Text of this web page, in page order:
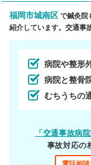
福岡市城南区 で鍼灸院
紹介しています。交通事
病院や整形
病院と整骨
むちうちの
「交通事故病
事故対応の